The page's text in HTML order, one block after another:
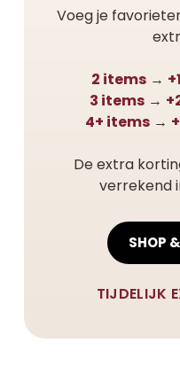
Voeg je
2 items →
3 items→
4+ items→
De extra
verrekend
SHOP
TIJDELIJK